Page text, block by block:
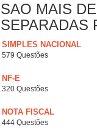
SAO MAIS
SEPARADAS
SIMPLES NACIONAL
579 Questões
NF-E
320 Questões
NOTA FISCAL
444 Questões